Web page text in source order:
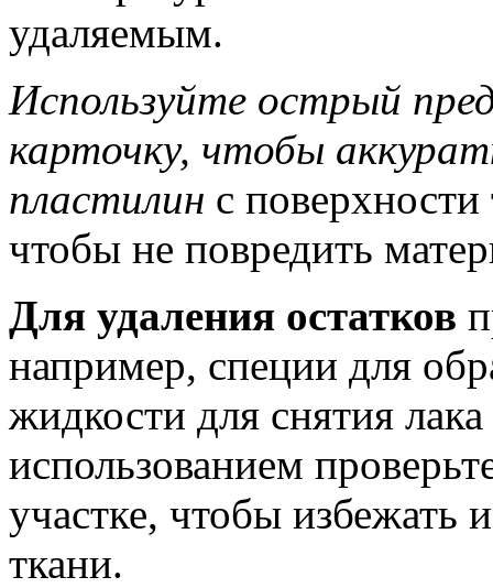
удаляемым.
Используйте острый
карточку, чтобы
пластилин с поверхности
чтобы не повредить
Для удаления остатков
например, специи для
жидкости для снятия
использованием
участке, чтобы избежать
ткани.